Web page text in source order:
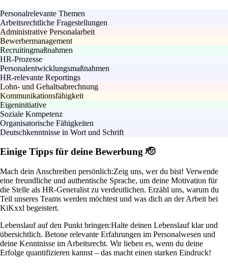
Personalrelevante Themen
Arbeitsrechtliche Fragestellungen
Administrative Personalarbeit
Bewerbermanagement
Recruitingmaßnahmen
HR-Prozesse
Personalentwicklungsmaßnahmen
HR-relevante Reportings
Lohn- und Gehaltsabrechnung
Kommunikationsfähigkeit
Eigeninitiative
Soziale Kompetenz
Organisatorische Fähigkeiten
Deutschkenntnisse in Wort und Schrift
Einige Tipps für deine Bewerbung 🫡
Mach dein Anschreiben persönlich:Zeig uns, wer du bist! Verwende
eine freundliche und authentische Sprache, um deine Motivation für
die Stelle als HR-Generalist zu verdeutlichen. Erzähl uns, warum du
Teil unseres Teams werden möchtest und was dich an der Arbeit bei
KiKxxl begeistert.
Lebenslauf auf den Punkt bringen:Halte deinen Lebenslauf klar und
übersichtlich. Betone relevante Erfahrungen im Personalwesen und
deine Kenntnisse im Arbeitsrecht. Wir lieben es, wenn du deine
Erfolge quantifizieren kannst – das macht einen starken Eindruck!